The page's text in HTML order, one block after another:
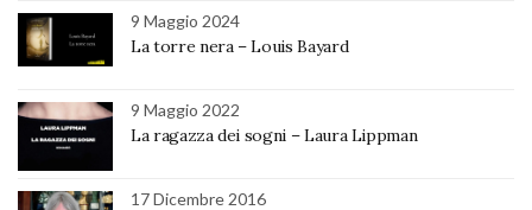
9 Maggio 2024
La torre nera – Louis Bayard
9 Maggio 2022
La ragazza dei sogni – Laura Lippman
17 Dicembre 2016